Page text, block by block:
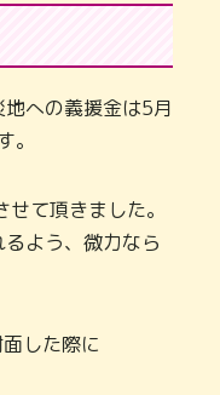
への義援金は5月
て頂きました。
よう、微力なら
した際に